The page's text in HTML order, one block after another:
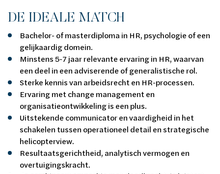
DE IDEALE MATCH
Bachelor- of masterdiploma in HR, psychologie of een
gelijkaardig domein.
Minstens 5-7 jaar relevante ervaring in HR, waarvan
een deel in een adviserende of generalistische rol.
Sterke kennis van arbeidsrecht en HR-processen.
Ervaring met change management en
organisatieontwikkeling is een plus.
Uitstekende communicator en vaardigheid in het
schakelen tussen operationeel detail en strategische
helicopterview.
Resultaatsgerichtheid, analytisch vermogen en
overtuigingskracht.